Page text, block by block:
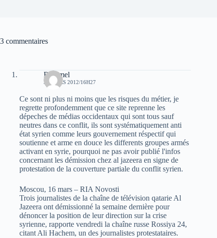
3 commentaires
Rommel
30 MARS 2012/16H27
Ce sont ni plus ni moins que les risques du métier, je
regrette profondemment que ce site reprenne les
dépeches de médias occidentaux qui sont tous sauf
neutres dans ce conflit, ils sont systématiquement anti
état syrien comme leurs gouvernement réspectif qui
soutienne et arme en douce les differents groupes armés
activant en syrie, pourquoi ne pas avoir publié l'infos
concernant les démission chez al jazeera en signe de
protestation de la couverture partiale du conflit syrien.
Moscou, 16 mars – RIA Novosti
Trois journalistes de la chaîne de télévision qatarie Al
Jazeera ont démissionné la semaine dernière pour
dénoncer la position de leur direction sur la crise
syrienne, rapporte vendredi la chaîne russe Rossiya 24,
citant Ali Hachem, un des journalistes protestataires.